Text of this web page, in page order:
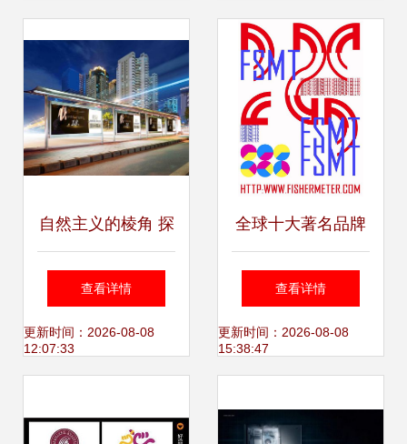
自然主义的棱角 探
寻户外广告、平面
设计与宣传品的视
查看详情
更新时间：2026-08-08
12:07:33
全球十大著名品牌
平面广告创意设计
公司排名与代理代
查看详情
更新时间：2026-08-08
15:38:47